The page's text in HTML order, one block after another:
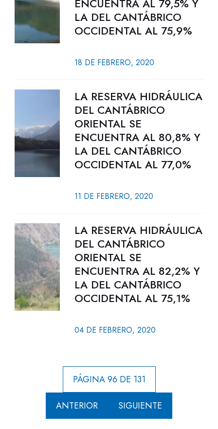
ENCUENTRA AL 79,5% Y
LA DEL CANTÁBRICO
OCCIDENTAL AL 75,9%
18 DE FEBRERO, 2020
LA RESERVA HIDRÁULICA
DEL CANTÁBRICO
ORIENTAL SE
ENCUENTRA AL 80,8% Y
LA DEL CANTÁBRICO
OCCIDENTAL AL 77,0%
11 DE FEBRERO, 2020
LA RESERVA HIDRÁULICA
DEL CANTÁBRICO
ORIENTAL SE
ENCUENTRA AL 82,2% Y
LA DEL CANTÁBRICO
OCCIDENTAL AL 75,1%
04 DE FEBRERO, 2020
PÁGINA 96 DE 131
ANTERIOR SIGUIENTE